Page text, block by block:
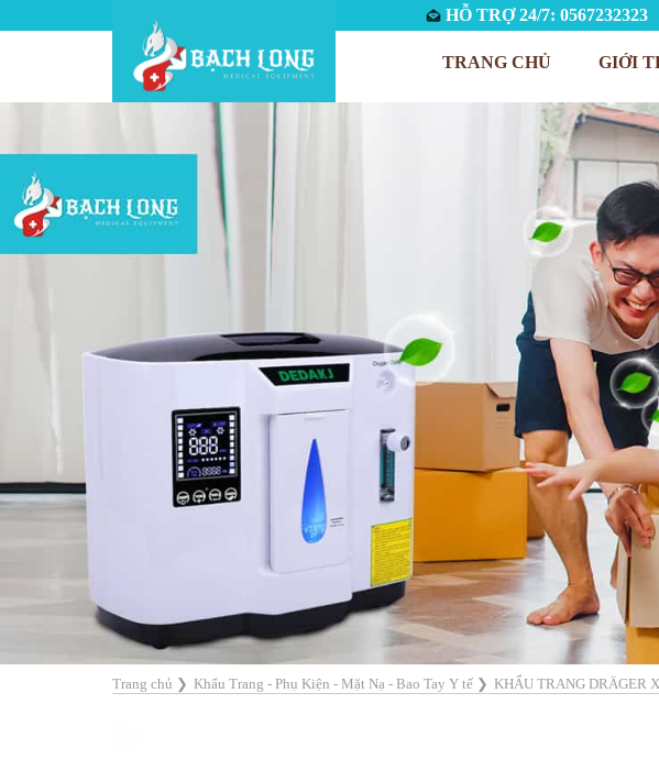
HỖ TRỢ 24/7: 0567232323
TRANG CHỦ GIỚI
Trang chủ ❯ Khẩu Trang - Phụ Kiện - Mặt Nạ - Bao Tay Y tế ❯ KHẨU TRANG DRÄGER